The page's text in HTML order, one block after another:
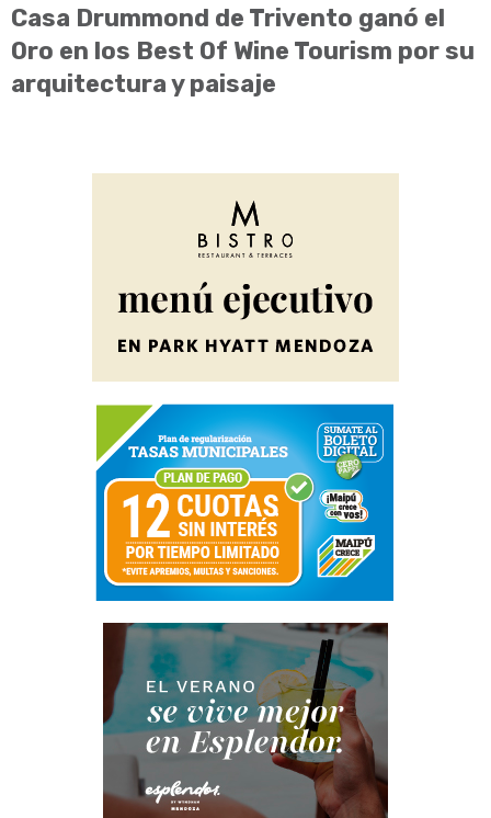
Casa Drummond de Trivento ganó el
Oro en los Best Of Wine Tourism por su
arquitectura y paisaje